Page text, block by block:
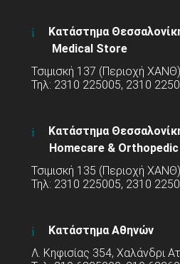
Κατάστημα
Medical Store
Τσιμισκή 137 (Περιοχή ΧΑΝΘ)
Τηλ: 2310 225005, 2310
Κατάστημα
Homecare &
Τσιμισκή 135 (Περιοχή ΧΑΝΘ)
Τηλ: 2310 225005, 2310
Κατάστημα Αθηνών
Λ. Κηφισίας 354, Χαλάνδρι